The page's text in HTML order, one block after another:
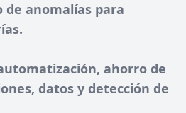
de anomalías para
ahorro de
datos y detección de